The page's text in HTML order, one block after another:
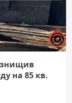
знищив
на 85 кв.